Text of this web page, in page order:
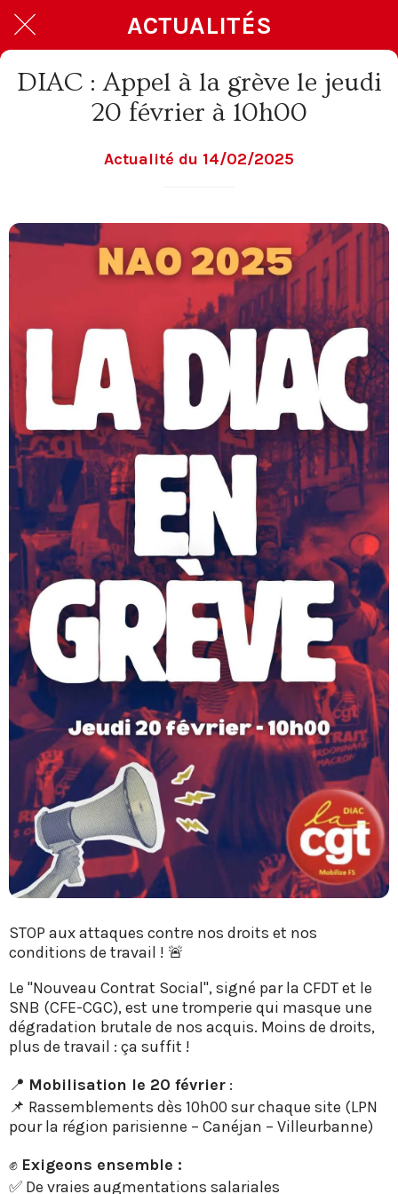
ACTUALITÉS
DIAC : Appel à la grève le jeudi
20 février à 10h00
Actualité du 14/02/2025
STOP aux attaques contre nos droits et nos
conditions de travail ! 🚨
Le "Nouveau Contrat Social", signé par la CFDT et le
SNB (CFE-CGC), est une tromperie qui masque une
dégradation brutale de nos acquis. Moins de droits,
plus de travail : ça suffit !
📍 Mobilisation le 20 février :
📌 Rassemblements dès 10h00 sur chaque site (LPN
pour la région parisienne – Canéjan – Villeurbanne)
✊ Exigeons ensemble :
✅ De vraies augmentations salariales